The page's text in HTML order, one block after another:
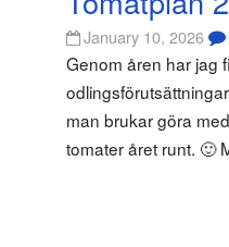
January 10, 2026
Genom åren har jag
man brukar göra
tomater året runt. 🙂